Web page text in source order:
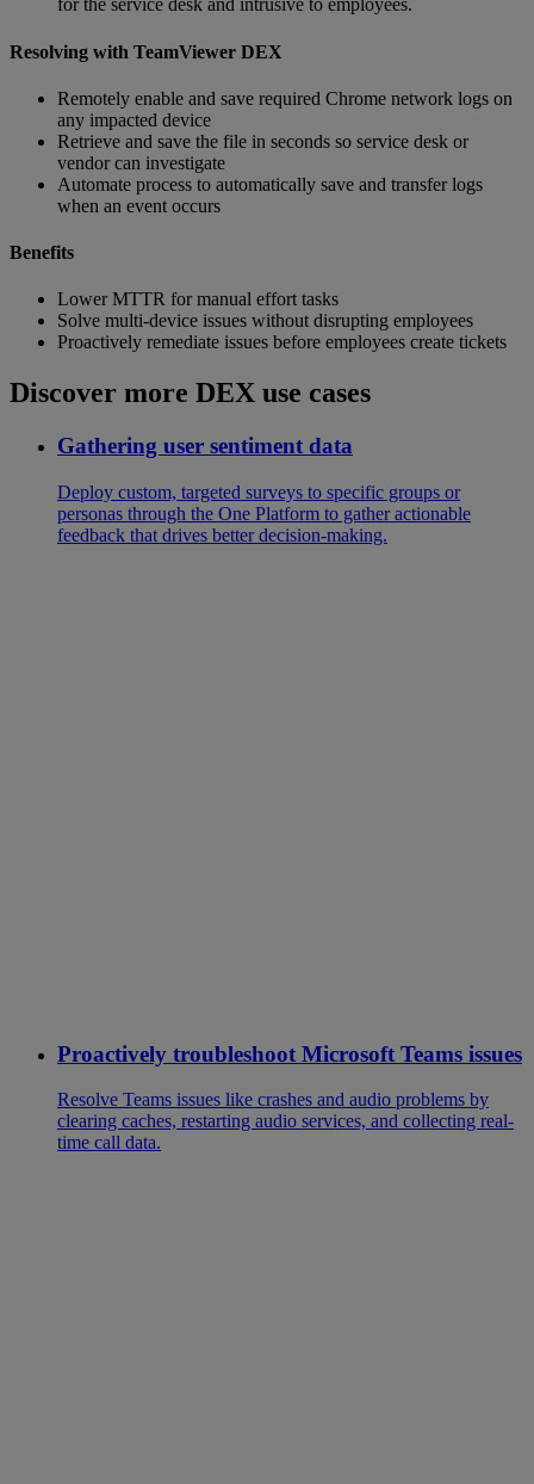
for the service desk and intrusive to employees.
Resolving with TeamViewer DEX
Remotely enable and save required Chrome network logs on
any impacted device
Retrieve and save the file in seconds so service desk or
vendor can investigate
Automate process to automatically save and transfer logs
when an event occurs
Benefits
Lower MTTR for manual effort tasks
Solve multi-device issues without disrupting employees
Proactively remediate issues before employees create tickets
Discover more DEX use cases
Gathering user sentiment data
Deploy custom, targeted surveys to specific groups or
personas through the One Platform to gather actionable
feedback that drives better decision-making.
Proactively troubleshoot Microsoft Teams issues
Resolve Teams issues like crashes and audio problems by
clearing caches, restarting audio services, and collecting real-
time call data.